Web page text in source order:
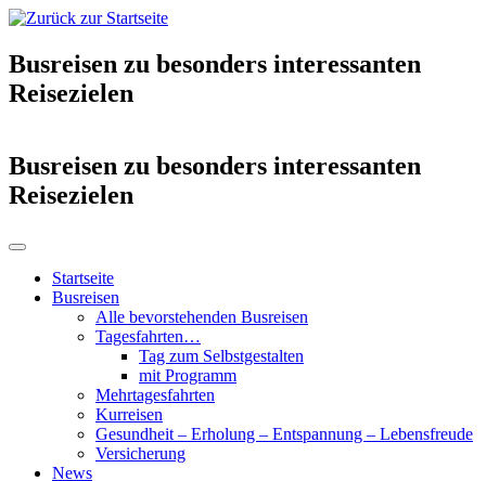
Busreisen zu besonders interessanten
Reisezielen
Busreisen zu besonders interessanten
Reisezielen
Startseite
Busreisen
Alle bevorstehenden Busreisen
Tagesfahrten…
Tag zum Selbstgestalten
mit Programm
Mehrtagesfahrten
Kurreisen
Gesundheit – Erholung – Entspannung – Lebensfreude
Versicherung
News